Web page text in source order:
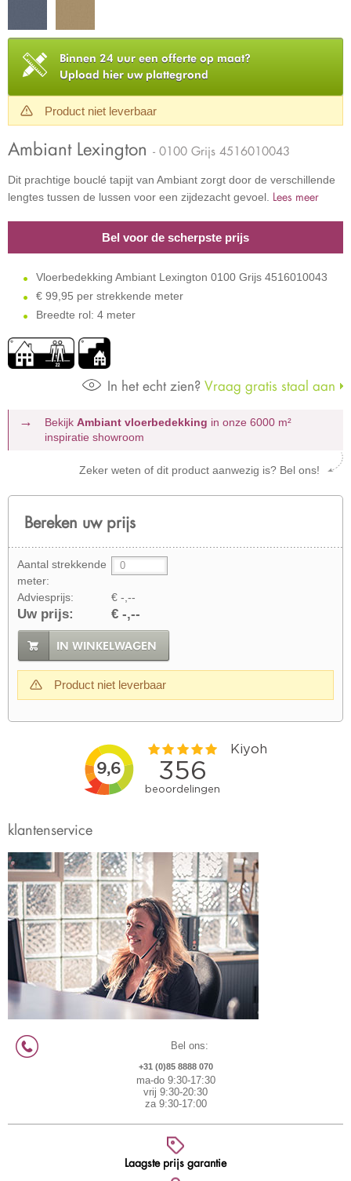
Binnen 24 uur een offerte op maat?
Upload hier uw plattegrond
Product niet leverbaar
Ambiant Lexington - 0100 Grijs 4516010043
Dit prachtige bouclé tapijt van Ambiant zorgt door de verschillende
lengtes tussen de lussen voor een zijdezacht gevoel. Lees meer
Bel voor de scherpste prijs
Vloerbedekking Ambiant Lexington 0100 Grijs 4516010043
€ 99,95 per strekkende meter
Breedte rol: 4 meter
In het echt zien? Vraag gratis staal aan
Bekijk Ambiant vloerbedekking in onze 6000 m²
inspiratie showroom
Zeker weten of dit product aanwezig is? Bel ons!
Bereken uw prijs
Aantal strekkende
meter:
Adviesprijs:
€ -,--
Uw prijs: € -,--
IN WINKELWAGEN
Product niet leverbaar
klantenservice
Bel ons:
+31 (0)85 8888 070
ma-do 9:30-17:30
vrij 9:30-20:30
za 9:30-17:00
Laagste prijs garantie